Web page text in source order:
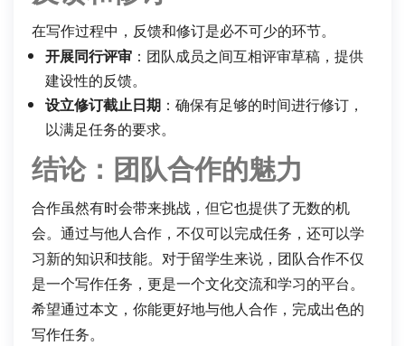
在写作过程中，反馈和修订是必不可少的环节。
开展同行评审 ：团队成员之间互相评审草稿，提供
建设性的反馈。
设立修订截止日期 ：确保有足够的时间进行修订，
以满足任务的要求。
结论：团队合作的魅力
合作虽然有时会带来挑战，但它也提供了无数的机
会。通过与他人合作，不仅可以完成任务，还可以学
习新的知识和技能。对于留学生来说，团队合作不仅
是一个写作任务，更是一个文化交流和学习的平台。
希望通过本文，你能更好地与他人合作，完成出色的
写作任务。